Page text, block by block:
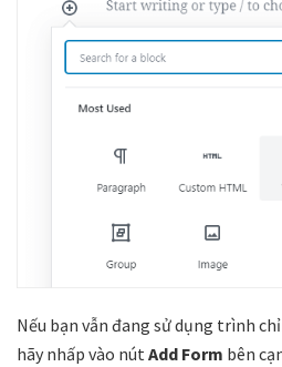
Nếu bạn vẫn đang sử dụng trình
hãy nhấp vào nútAdd Form bên